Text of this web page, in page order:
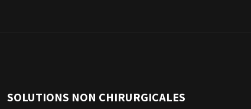
SOLUTIONS NON CHIRURGICALES